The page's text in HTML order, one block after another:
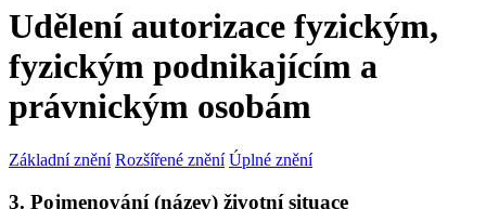
Udělení autorizace fyzickým,
fyzickým podnikajícím a
právnickým osobám
Základní znění Rozšířené znění Úplné znění
3. Pojmenování (název) životní situace